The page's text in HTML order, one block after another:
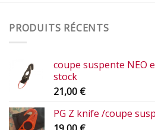
PRODUITS RÉCENTS
coupe suspente NEO
stock
21,00 €
PG Z knife /coupe